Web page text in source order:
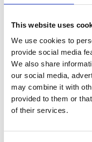
This website uses
We use cookies to
provide social media
We also share
our social media,
may combine it with
provided to them or
of their services.
Produktinformation
Euroscaffold